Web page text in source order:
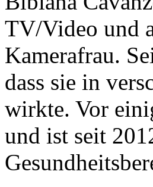
TV/Video und
Kamerafrau.
dass sie in
wirkte. Vor
und ist seit